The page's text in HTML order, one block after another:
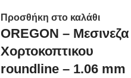
Προσθήκη στο καλάθι
OREGON – Μεσινεζα
Χορτοκοπτικου
roundline – 1.06 mm